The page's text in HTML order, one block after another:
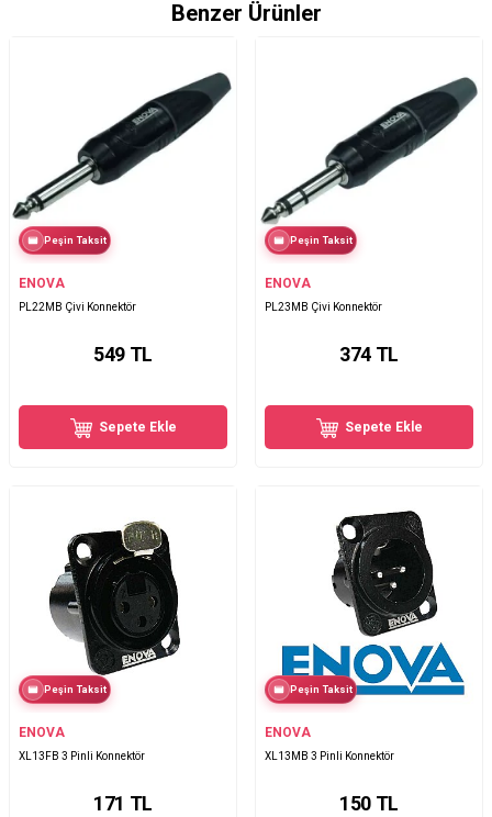
Benzer Ürünler
Peşin Taksit
ENOVA
PL22MB Çivi Konnektör
549 TL
Sepete Ekle
Peşin Taksit
ENOVA
PL23MB Çivi Konnektör
374 TL
Sepete Ekle
Peşin Taksit
ENOVA
XL13FB 3 Pinli Konnektör
171 TL
Peşin Taksit
ENOVA
XL13MB 3 Pinli Konnektör
150 TL